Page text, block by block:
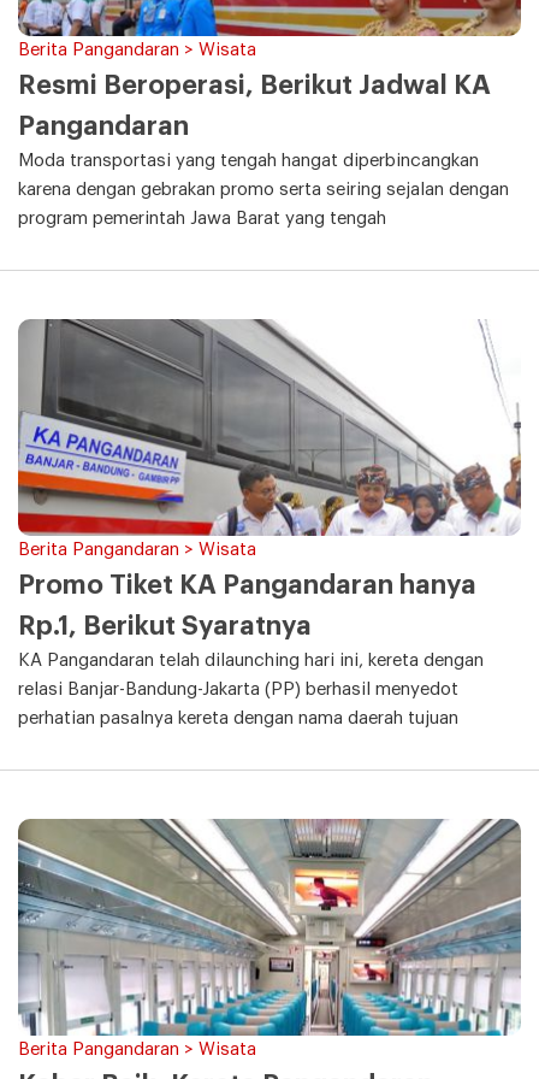
Berita Pangandaran > Wisata
Resmi Beroperasi, Berikut Jadwal KA
Pangandaran
Moda transportasi yang tengah hangat diperbincangkan
karena dengan gebrakan promo serta seiring sejalan dengan
program pemerintah Jawa Barat yang tengah
Berita Pangandaran > Wisata
Promo Tiket KA Pangandaran hanya
Rp.1, Berikut Syaratnya
KA Pangandaran telah dilaunching hari ini, kereta dengan
relasi Banjar-Bandung-Jakarta (PP) berhasil menyedot
perhatian pasalnya kereta dengan nama daerah tujuan
Berita Pangandaran > Wisata